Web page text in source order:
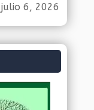
julio 6, 2026